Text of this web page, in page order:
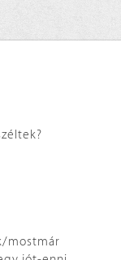
mostmár